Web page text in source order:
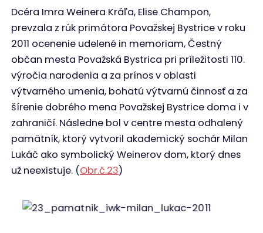
Dcéra Imra Weinera Kráľa, Elise Champon,
prevzala z rúk primátora Považskej Bystrice v roku
2011 ocenenie udelené in memoriam, Čestný
občan mesta Považská Bystrica pri príležitosti 110.
výročia narodenia a za prínos v oblasti
výtvarného umenia, bohatú výtvarnú činnosť a za
šírenie dobrého mena Považskej Bystrice doma i v
zahraničí. Následne bol v centre mesta odhalený
pamätník, ktorý vytvoril akademický sochár Milan
Lukáč ako symbolický Weinerov dom, ktorý dnes
už neexistuje. (Obr.č.23)